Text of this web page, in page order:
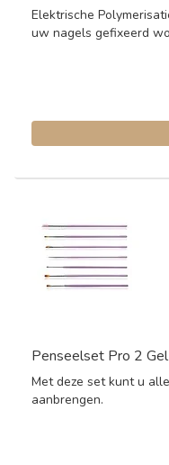
Elektrische
uw nagels gefixeerd
Penseelset Pro 2
Met deze set kunt u
aanbrengen.